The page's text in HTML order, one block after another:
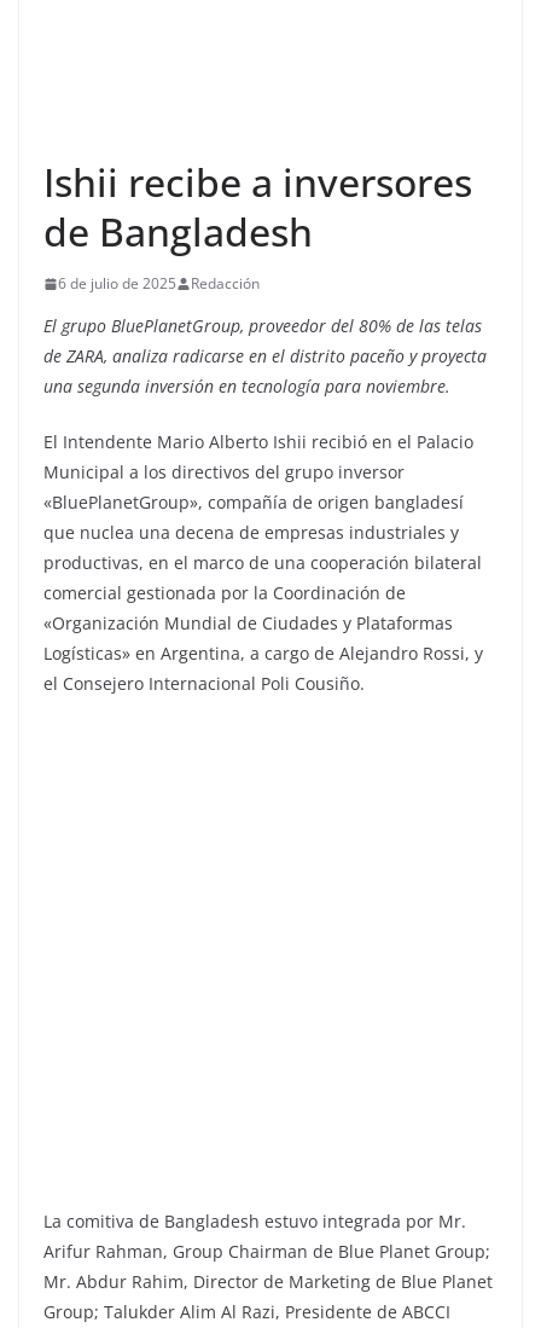
Ishii recibe a inversores
de Bangladesh
6 de julio de 2025 Redacción
El grupo BluePlanetGroup, proveedor del 80% de las telas
de ZARA, analiza radicarse en el distrito paceño y proyecta
una segunda inversión en tecnología para noviembre.
‎El Intendente Mario Alberto Ishii recibió en el Palacio
Municipal a los directivos del grupo inversor
«BluePlanetGroup», compañía de origen bangladesí
que nuclea una decena de empresas industriales y
productivas, en el marco de una cooperación bilateral
comercial gestionada por la Coordinación de
«Organización Mundial de Ciudades y Plataformas
Logísticas» en Argentina, a cargo de Alejandro Rossi, y
el Consejero Internacional Poli Cousiño.
‎La comitiva de Bangladesh estuvo integrada por Mr.
Arifur Rahman, Group Chairman de Blue Planet Group;
Mr. Abdur Rahim, Director de Marketing de Blue Planet
Group; Talukder Alim Al Razi, Presidente de ABCCI